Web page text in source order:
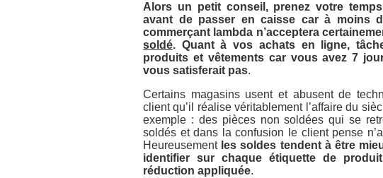
Alors un petit conseil, prenez votre
avant de passer en caisse car à moins
commerçant lambda n’acceptera
soldé. Quant à vos achats en ligne,
produits et vêtements car vous avez 7
vous satisferait pas.
Certains magasins usent et abusent de
client qu’il réalise véritablement l’affaire du
exemple : des pièces non soldées qui se
soldés et dans la confusion le client pense
Heureusement les soldes tendent à être
identifier sur chaque étiquette de
réduction appliquée.